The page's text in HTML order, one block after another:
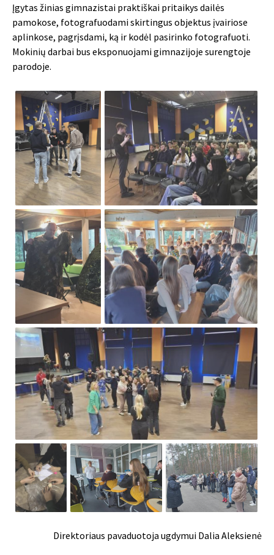
Įgytas žinias gimnazistai praktiškai pritaikys dailės
pamokose, fotografuodami skirtingus objektus įvairiose
aplinkose, pagrįsdami, ką ir kodėl pasirinko fotografuoti.
Mokinių darbai bus eksponuojami gimnazijoje surengtoje
parodoje.
Direktoriaus pavaduotoja ugdymui Dalia Aleksienė